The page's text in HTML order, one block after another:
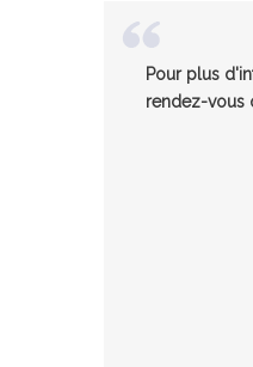
Pour plus
rendez-vous